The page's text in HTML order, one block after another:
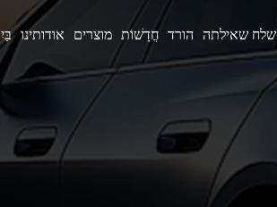
אודותינו מוצרים חֲדָשׁוֹת הורד שלח שאילתה